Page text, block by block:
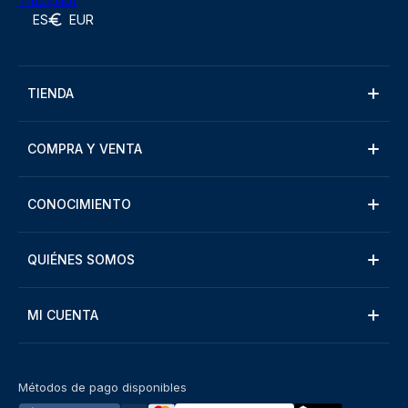
ES EUR
TIENDA
COMPRA Y VENTA
CONOCIMIENTO
QUIÉNES SOMOS
MI CUENTA
Métodos de pago disponibles